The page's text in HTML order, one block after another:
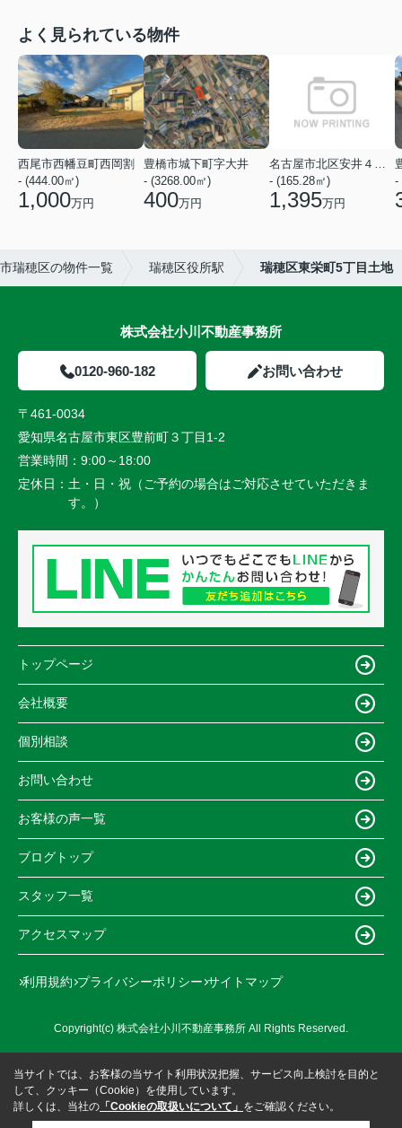
よく見られている物件
西尾市西幡豆町西岡割
- (444.00㎡)
1,000万円
豊橋市城下町字大井
- (3268.00㎡)
400万円
名古屋市北区安井４丁目
- (165.28㎡)
1,395万円
-
瑞穂区の物件一覧 瑞穂区役所駅 瑞穂区東栄町5丁目土地
株式会社小川不動産事務所
0120-960-182 お問い合わせ
〒461-0034
愛知県名古屋市東区豊前町３丁目1-2
営業時間： 9:00～18:00
定休日： 土・日・祝（ご予約の場合はご対応させていただきま
す。）
トップページ
会社概要
個別相談
お問い合わせ
お客様の声一覧
ブログトップ
スタッフ一覧
アクセスマップ
利用規約 プライバシーポリシー サイトマップ
Copyright(c) 株式会社小川不動産事務所 All Rights Reserved.
当サイトでは、お客様の当サイト利用状況把握、サービス向上検討を目的と
して、クッキー（Cookie）を使用しています。
詳しくは、当社の 「Cookieの取扱いについて」 をご確認ください。